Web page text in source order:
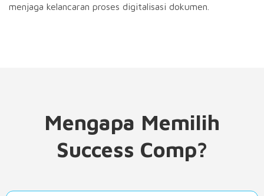
menjaga kelancaran proses digitalisasi dokumen.
Mengapa Memilih
Success Comp?